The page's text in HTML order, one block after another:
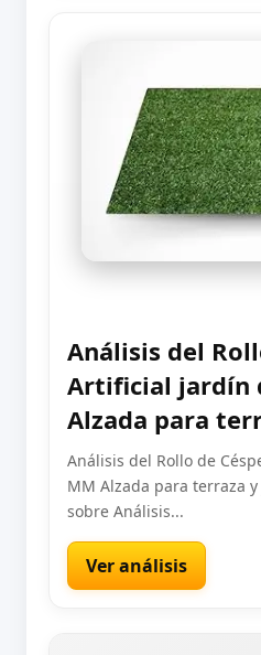
Análisis del
Artificial jardín
Alzada para
Análisis del Rollo de
MM Alzada para terraza
sobre Análisis...
Ver análisis